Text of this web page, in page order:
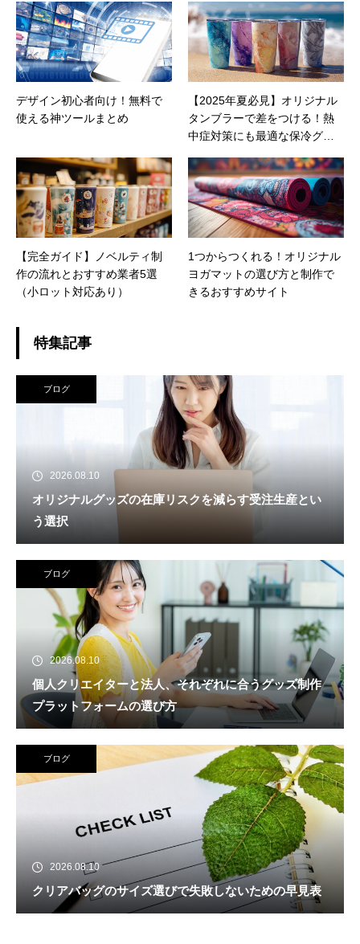
デザイン初心者向け！無料で
使える神ツールまとめ
【2025年夏必見】オリジナル
タンブラーで差をつける！熱
中症対策にも最適な保冷グッ
【完全ガイド】ノベルティ制
作の流れとおすすめ業者5選
（小ロット対応あり）
1つからつくれる！オリジナル
ヨガマットの選び方と制作で
きるおすすめサイト
特集記事
ブログ
2026.08.10
オリジナルグッズの在庫リスクを減らす受注生産とい
う選択
ブログ
2026.08.10
個人クリエイターと法人、それぞれに合うグッズ制作
プラットフォームの選び方
ブログ
2026.08.10
クリアバッグのサイズ選びで失敗しないための早見表